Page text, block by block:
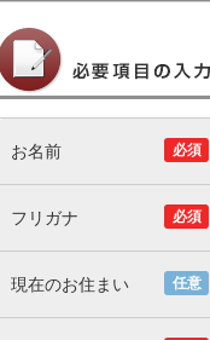
必須
お名前
必須
フリガナ
任意
現在のお住まい